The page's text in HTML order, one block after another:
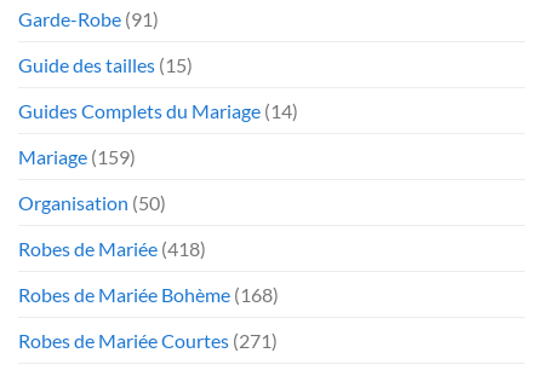
Garde-Robe (91)
Guide des tailles (15)
Guides Complets du Mariage (14)
Mariage (159)
Organisation (50)
Robes de Mariée (418)
Robes de Mariée Bohème (168)
Robes de Mariée Courtes (271)